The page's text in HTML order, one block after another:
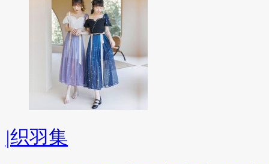
|织羽集